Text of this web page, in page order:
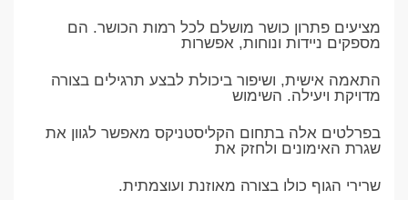
מציעים פתרון כושר מושלם לכל רמות הכושר. הם
מספקים ניידות ונוחות, אפשרות
התאמה אישית, ושיפור ביכולת לבצע תרגילים בצורה
מדויקת ויעילה. השימוש
בפרלטים אלה בתחום הקליסטניקס מאפשר לגוון את
שגרת האימונים ולחזק את
שרירי הגוף כולו בצורה מאוזנת ועוצמתית.